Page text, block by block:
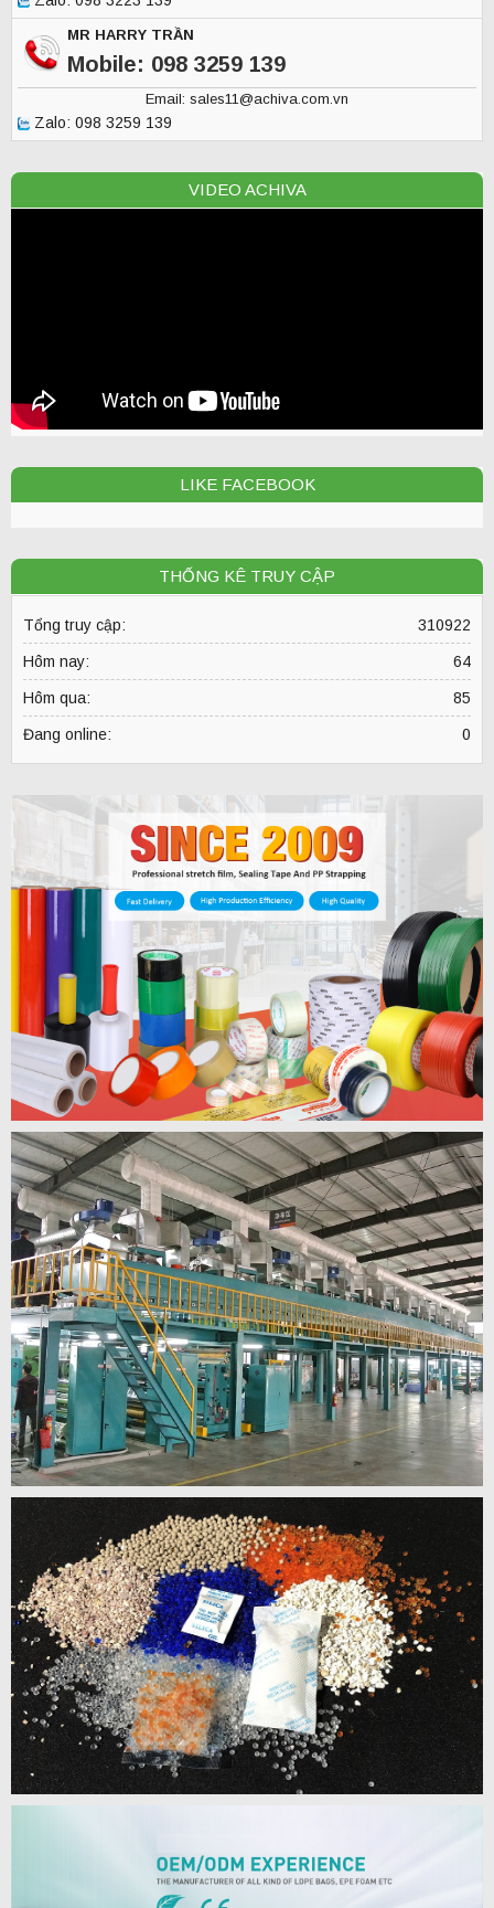
MR HARRY TRẦN
Mobile: 098 3259 139
Email: sales11@achiva.com.vn
Zalo: 098 3259 139
VIDEO ACHIVA
LIKE FACEBOOK
THỐNG KÊ TRUY CẬP
310922
Tổng truy cập:
64
Hôm nay:
85
Hôm qua:
0
Đang online: